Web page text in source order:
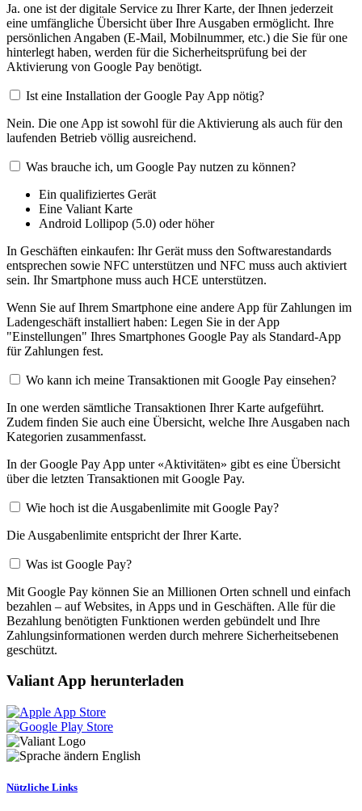
Ja. one ist der digitale Service zu Ihrer Karte, der Ihnen jederzeit
eine umfängliche Übersicht über Ihre Ausgaben ermöglicht. Ihre
persönlichen Angaben (E-Mail, Mobilnummer, etc.) die Sie für one
hinterlegt haben, werden für die Sicherheitsprüfung bei der
Aktivierung von Google Pay benötigt.
Ist eine Installation der Google Pay App nötig?
Nein. Die one App ist sowohl für die Aktivierung als auch für den
laufenden Betrieb völlig ausreichend.
Was brauche ich, um Google Pay nutzen zu können?
Ein qualifiziertes Gerät
Eine Valiant Karte
Android Lollipop (5.0) oder höher
In Geschäften einkaufen: Ihr Gerät muss den Softwarestandards
entsprechen sowie NFC unterstützen und NFC muss auch aktiviert
sein. Ihr Smartphone muss auch HCE unterstützen.
Wenn Sie auf Ihrem Smartphone eine andere App für Zahlungen im
Ladengeschäft installiert haben: Legen Sie in der App
"Einstellungen" Ihres Smartphones Google Pay als Standard-App
für Zahlungen fest.
Wo kann ich meine Transaktionen mit Google Pay einsehen?
In one werden sämtliche Transaktionen Ihrer Karte aufgeführt.
Zudem finden Sie auch eine Übersicht, welche Ihre Ausgaben nach
Kategorien zusammenfasst.
In der Google Pay App unter «Aktivitäten» gibt es eine Übersicht
über die letzten Transaktionen mit Google Pay.
Wie hoch ist die Ausgabenlimite mit Google Pay?
Die Ausgabenlimite entspricht der Ihrer Karte.
Was ist Google Pay?
Mit Google Pay können Sie an Millionen Orten schnell und einfach
bezahlen – auf Websites, in Apps und in Geschäften. Alle für die
Bezahlung benötigten Funktionen werden gebündelt und Ihre
Zahlungsinformationen werden durch mehrere Sicherheitsebenen
geschützt.
Valiant App herunterladen
English
Nützliche Links